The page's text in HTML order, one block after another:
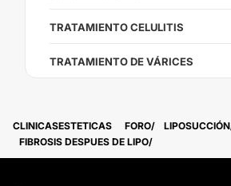
TRATAMIENTO CELULITIS
TRATAMIENTO DE VÁRICES
CLINICASESTETICAS FORO
LIPOSUCCIÓN
FIBROSIS DESPUES DE LIPO